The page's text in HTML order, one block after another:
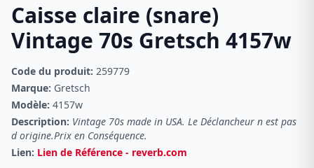
Caisse claire (snare)
Vintage 70s Gretsch 4157w
Code du produit: 259779
Marque: Gretsch
Modèle: 4157w
Description: Vintage 70s made in USA. Le Déclancheur n est pas
d origine.Prix en Conséquence.
Lien: Lien de Référence - reverb.com